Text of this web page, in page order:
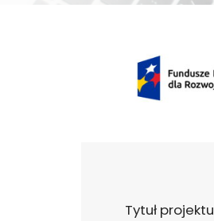
Tytuł projektu